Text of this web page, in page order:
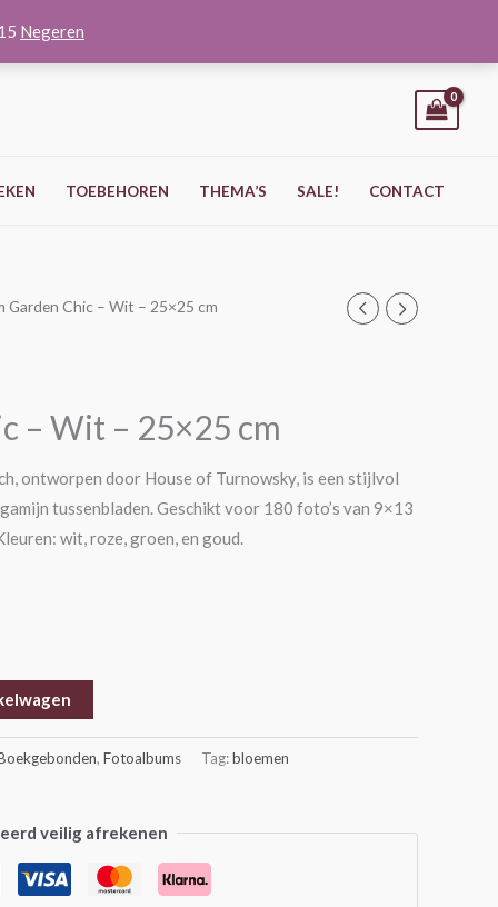
Negeren
TOEBEHOREN THEMA’S SALE! CONTACT
Garden Chic – Wit – 25×25 cm
– Wit – 25×25 cm
ontworpen door House of Turnowsky, is een stijlvol
tussenbladen. Geschikt voor 180 foto’s van 9×13
wit, roze, groen, en goud.
, Fotoalbums Tag:bloemen
veilig afrekenen